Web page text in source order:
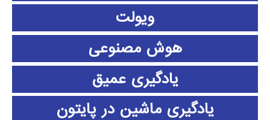
ویولت
هوش مصنوعی
یادگیری عمیق
یادگیری ماشین در پایتون